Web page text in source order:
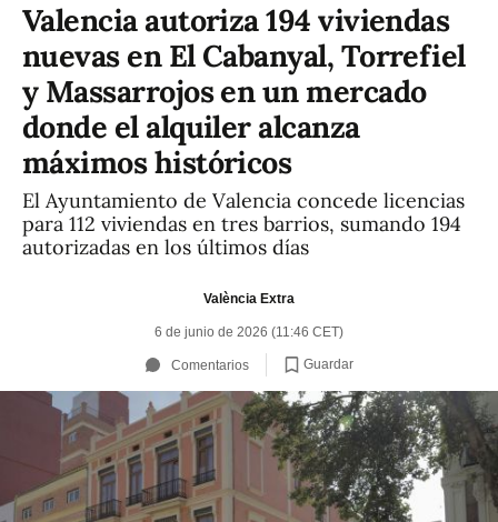
Valencia autoriza 194 viviendas
nuevas en El Cabanyal, Torrefiel
y Massarrojos en un mercado
donde el alquiler alcanza
máximos históricos
El Ayuntamiento de Valencia concede licencias
para 112 viviendas en tres barrios, sumando 194
autorizadas en los últimos días
València Extra
6 de junio de 2026 (11:46 CET)
Comentarios Guardar